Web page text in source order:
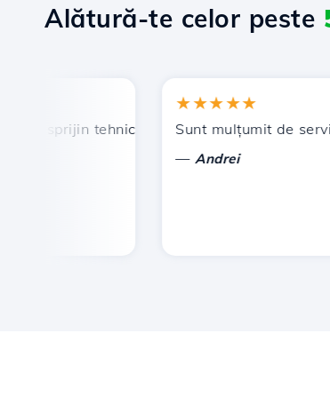
Alătură-te celor peste
sprijin tehnic prompt și eficient.
★★★★★
Sunt mulțumit de
Andrei